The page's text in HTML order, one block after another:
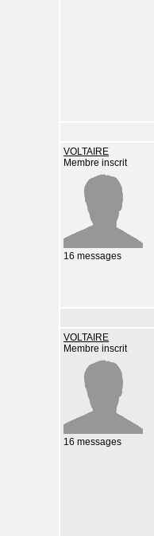
VOLTAIRE
Membre inscrit
16 messages
VOLTAIRE
Membre inscrit
16 messages